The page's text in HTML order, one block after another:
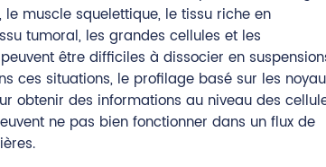
muscle squelettique, le tissu riche en
tumoral, les grandes cellules et les
être difficiles à dissocier en
ces situations, le profilage basé sur les
obtenir des informations au niveau des
ne pas bien fonctionner dans un flux de